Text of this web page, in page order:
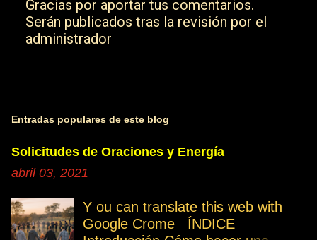
P
u
a
r
u
n
o
m
Gracias por aportar tus comentarios.
Serán publicados tras la revisión por el
administrador
Entradas populares de este blog
Solicitudes de Oraciones y Energía
abril 03, 2021
Y ou can translate this web with
Google Crome ÍNDICE